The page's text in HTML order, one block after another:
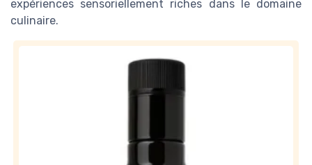
expériences sensoriellement riches dans le domaine
culinaire.